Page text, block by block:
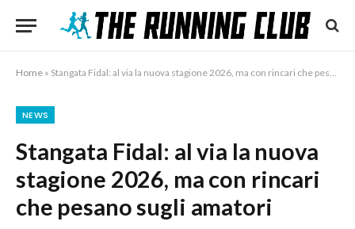
Home » Stangata Fidal: al via la nuova stagione 2026, ma con rincari che pesano sugli amatori
NEWS
Stangata Fidal: al via la nuova
stagione 2026, ma con rincari
che pesano sugli amatori